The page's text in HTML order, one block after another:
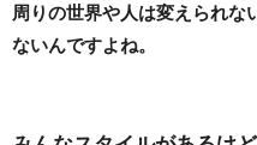
周りの世界や人は変えられな
ないんですよね。